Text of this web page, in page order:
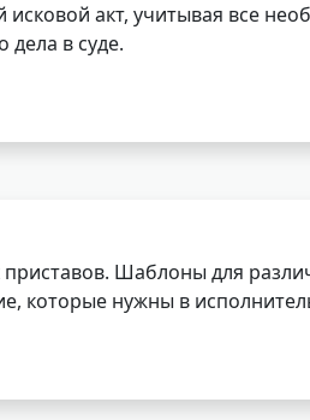
акт, учитывая все
в суде.
Шаблоны для
которые нужны в